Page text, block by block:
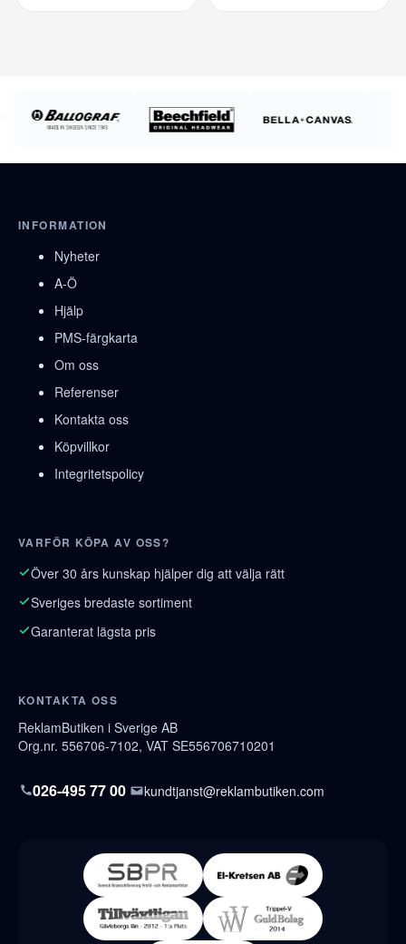
INFORMATION
Nyheter
A-Ö
Hjälp
PMS-färgkarta
Om oss
Referenser
Kontakta oss
Köpvillkor
Integritetspolicy
VARFÖR KÖPA AV OSS?
Över 30 års kunskap hjälper dig att välja rätt
Sveriges bredaste sortiment
Garanterat lägsta pris
KONTAKTA OSS
ReklamButiken i Sverige AB
Org.nr. 556706-7102, VAT SE556706710201
026-495 77 00 kundtjanst@reklambutiken.com